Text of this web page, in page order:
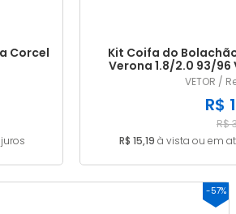
Corcel
Kit Coifa do
Verona 1.8/2.0 93/
VETOR /
R$
R$
R$ 15,19 à vista ou em
-57%